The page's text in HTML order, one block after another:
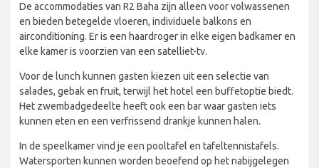
De accommodaties van R2 Baha zijn alleen voor volwassenen
en bieden betegelde vloeren, individuele balkons en
airconditioning. Er is een haardroger in elke eigen badkamer en
elke kamer is voorzien van een satelliet-tv.
Voor de lunch kunnen gasten kiezen uit een selectie van
salades, gebak en fruit, terwijl het hotel een buffetoptie biedt.
Het zwembadgedeelte heeft ook een bar waar gasten iets
kunnen eten en een verfrissend drankje kunnen halen.
In de speelkamer vind je een pooltafel en tafeltennistafels.
Watersporten kunnen worden beoefend op het nabijgelegen